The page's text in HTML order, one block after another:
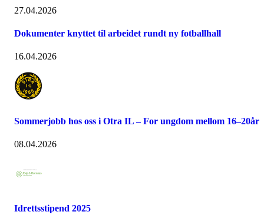
27.04.2026
Dokumenter knyttet til arbeidet rundt ny fotballhall
16.04.2026
Sommerjobb hos oss i Otra IL – For ungdom mellom 16–20år
08.04.2026
Idrettsstipend 2025